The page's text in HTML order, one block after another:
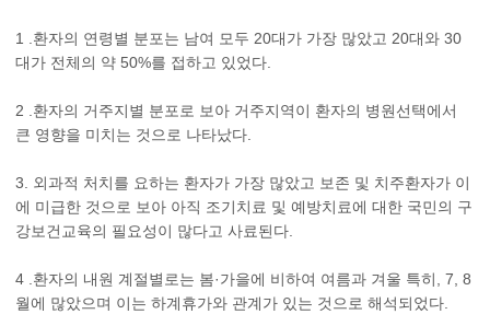
1 .환자의 연령별 분포는 남여 모두 20대가 가장 많았고 20대와 30
대가 전체의 약 50%를 접하고 있었다.
2 .환자의 거주지별 분포로 보아 거주지역이 환자의 병원선택에서
큰 영향을 미치는 것으로 나타났다.
3. 외과적 처치를 요하는 환자가 가장 많았고 보존 및 치주환자가 이
에 미급한 것으로 보아 아직 조기치료 및 예방치료에 대한 국민의 구
강보건교육의 필요성이 많다고 사료된다.
4 .환자의 내원 계절별로는 봄·가을에 비하여 여름과 겨울 특히, 7, 8
월에 많았으며 이는 하계휴가와 관계가 있는 것으로 해석되었다.